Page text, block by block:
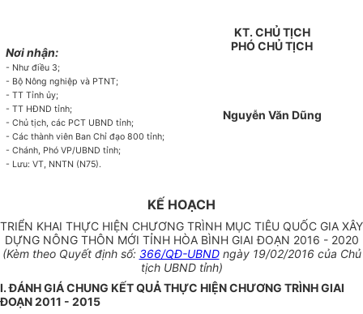
Nơi nhận:
- Như điều 3;
- Bộ Nông nghiệp và PTNT;
- TTTỉnhủy;
- TT HĐNDtỉnh;
- Chủ tịch, các PCT UBNDtỉnh;
- Các thành viên BanChỉ đạo 800tỉnh;
- Chánh, Phó VP/UBNDtỉnh;
- Lưu: VT, NNTN (N75).
KT. CHỦ TỊCH
PHÓ CHỦ TỊCH
Nguyễn Văn Dũng
KẾ HOẠCH
TRIỂN KHAI THỰC HIỆN CHƯƠNG TRÌNH MỤC TIÊU QUỐC GIA XÂY
DỰNG NÔNG THÔN MỚI TỈNH HÒA BÌNH GIAI ĐOẠN 2016 -2020
(Kèm theo Quyết định số: 366/QĐ-UBNDngày 19/02/2016 của Chủ
tịch UBND tỉnh)
I. ĐÁNH GIÁ CHUNG KẾT QUẢ THỰC HIỆN CHƯƠNG TRÌNH GIAI
ĐOẠN 2011 - 2015